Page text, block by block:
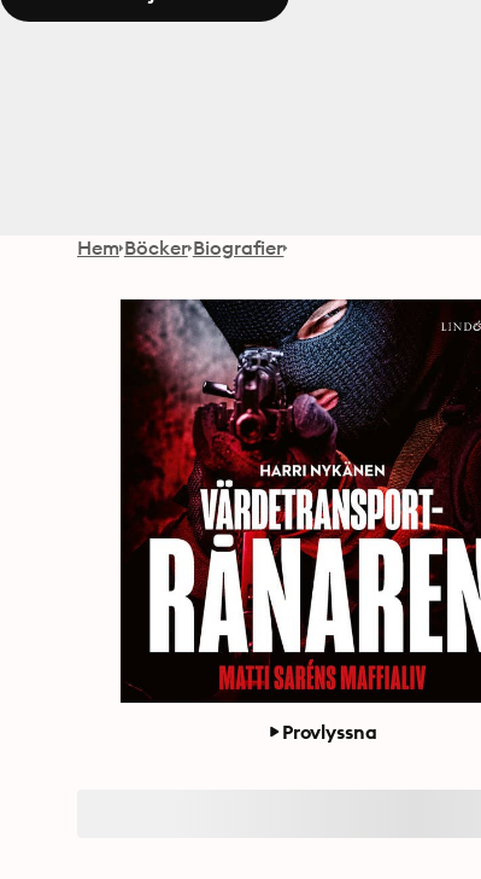
Hem Böcker Biografier
Provlyssna